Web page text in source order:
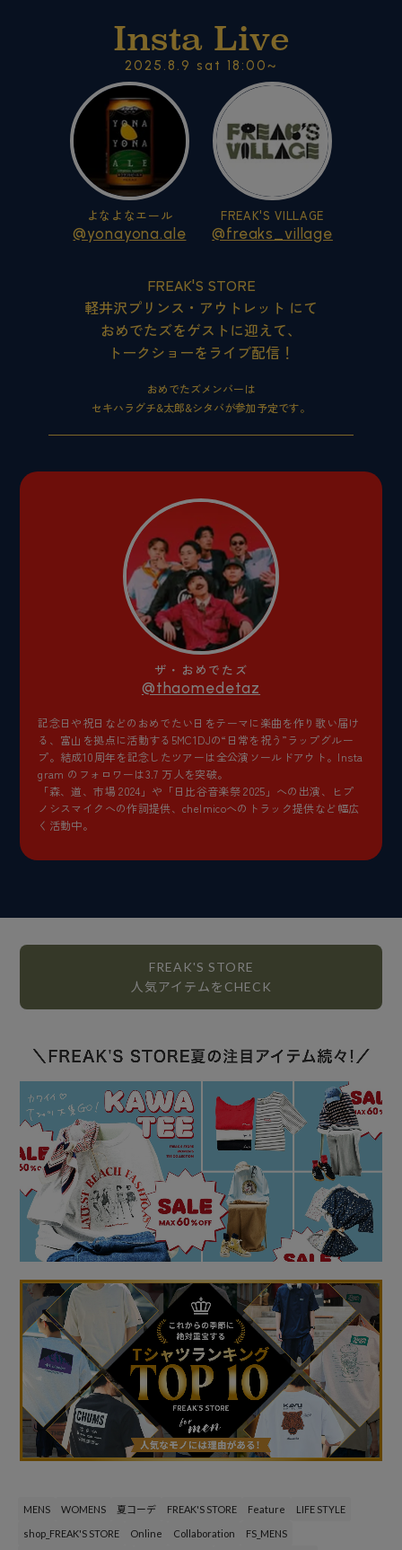
Insta Live
2025.8.9 sat 18:00~
よなよなエール
@yonayona.ale
FREAK'S VILLAGE
@freaks_village
FREAK'S STORE
軽井沢プリンス・アウトレット にて
おめでたズをゲストに迎えて、
トークショーをライブ配信！
おめでたズメンバーは
セキハラグチ&太郎&シタバが参加予定です。
ザ・おめでたズ
@thaomedetaz
記念日や祝日などのおめでたい日をテーマに楽曲を作り歌い届け
る、富山を拠点に活動する5MC1DJの“日常を祝う”ラップグルー
プ。結成10周年を記念したツアーは全公演ソールドアウト。Insta
gram のフォロワーは3.7 万人を突破。
「森、道、市場 2024」や「日比谷音楽祭 2025」への出演、ヒプ
ノシスマイクへの作詞提供、chelmicoへのトラック提供など幅広
く活動中。
FREAK'S STORE
人気アイテムをCHECK
MENS WOMENS 夏コーデ FREAK'S STORE Feature LIFE STYLE
shop_FREAK'S STORE Online Collaboration FS_MENS